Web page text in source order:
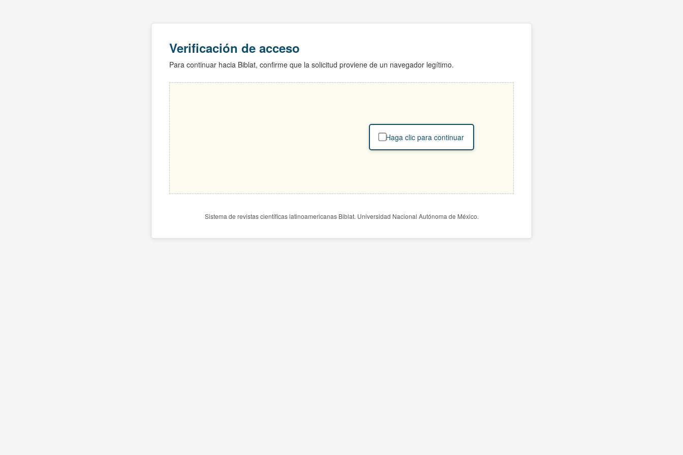
Verificación de acceso
Para continuar hacia Biblat, confirme que la solicitud proviene de un navegador legítimo.
Haga clic para continuar
Sistema de revistas científicas latinoamericanas Biblat. Universidad Nacional Autónoma de México.